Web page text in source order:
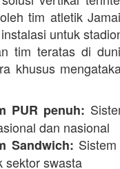
tim atletik
untuk
tim teratas di
khusus
PUR penuh:
dan nasional
Sandwich:
sektor swasta